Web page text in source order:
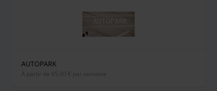
AUTOPARK
À partir de 65,00 € par semaine